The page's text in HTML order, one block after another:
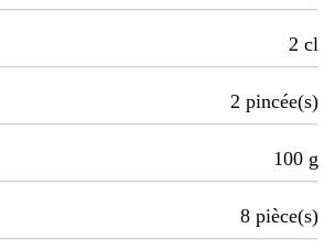
2 cl
2 pincée(s)
100 g
8 pièce(s)